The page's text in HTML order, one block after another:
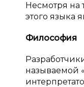
Несмотря на
этого языка
Философия
называемой